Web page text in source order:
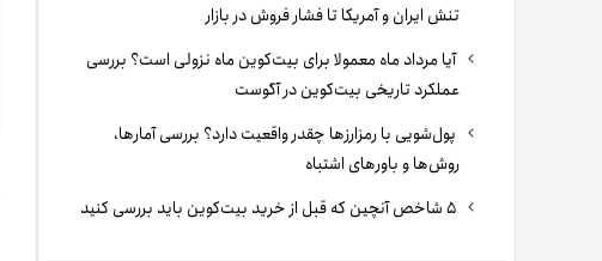
تنش ایران و آمریکا تا فشار فروش در بازار
آیا مرداد ماه معمولا برای بیت‌کوین ماه نزولی است؟ بررسی
عملکرد تاریخی بیت‌کوین در آگوست
پول‌شویی با رمزارزها چقدر واقعیت دارد؟ بررسی آمارها،
روش‌ها و باورهای اشتباه